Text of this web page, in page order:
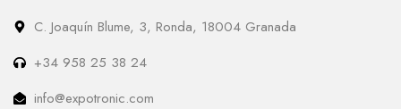
C. Joaquín Blume, 3, Ronda, 18004 Granada
+34 958 25 38 24
info@expotronic.com